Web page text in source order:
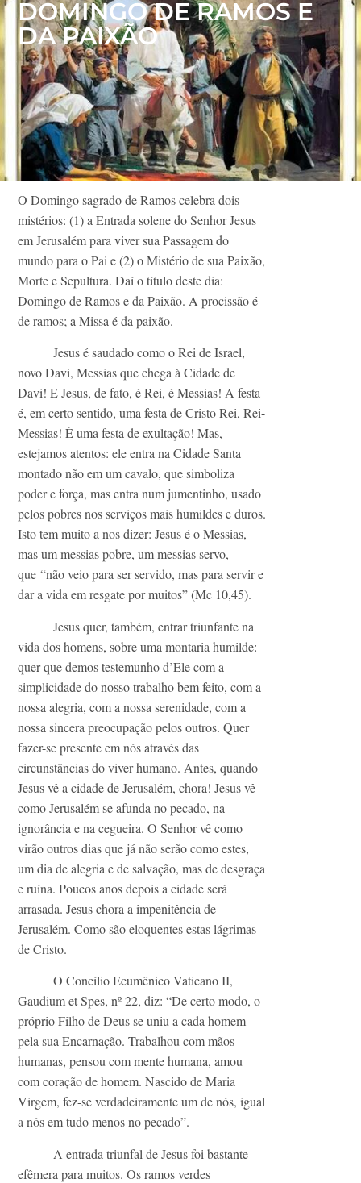
DOMINGO DE RAMOS E
DA PAIXÃO
O Domingo sagrado de Ramos celebra dois
mistérios: (1) a Entrada solene do Senhor Jesus
em Jerusalém para viver sua Passagem do
mundo para o Pai e (2) o Mistério de sua Paixão,
Morte e Sepultura. Daí o título deste dia:
Domingo de Ramos e da Paixão. A procissão é
de ramos; a Missa é da paixão.
Jesus é saudado como o Rei de Israel,
novo Davi, Messias que chega à Cidade de
Davi! E Jesus, de fato, é Rei, é Messias! A festa
é, em certo sentido, uma festa de Cristo Rei, Rei-
Messias! É uma festa de exultação! Mas,
estejamos atentos: ele entra na Cidade Santa
montado não em um cavalo, que simboliza
poder e força, mas entra num jumentinho, usado
pelos pobres nos serviços mais humildes e duros.
Isto tem muito a nos dizer: Jesus é o Messias,
mas um messias pobre, um messias servo,
que “não veio para ser servido, mas para servir e
dar a vida em resgate por muitos” (Mc 10,45).
Jesus quer, também, entrar triunfante na
vida dos homens, sobre uma montaria humilde:
quer que demos testemunho d’Ele com a
simplicidade do nosso trabalho bem feito, com a
nossa alegria, com a nossa serenidade, com a
nossa sincera preocupação pelos outros. Quer
fazer-se presente em nós através das
circunstâncias do viver humano. Antes, quando
Jesus vê a cidade de Jerusalém, chora! Jesus vê
como Jerusalém se afunda no pecado, na
ignorância e na cegueira. O Senhor vê como
virão outros dias que já não serão como estes,
um dia de alegria e de salvação, mas de desgraça
e ruína. Poucos anos depois a cidade será
arrasada. Jesus chora a impenitência de
Jerusalém. Como são eloquentes estas lágrimas
de Cristo.
O Concílio Ecumênico Vaticano II,
Gaudium et Spes, nº 22, diz: “De certo modo, o
próprio Filho de Deus se uniu a cada homem
pela sua Encarnação. Trabalhou com mãos
humanas, pensou com mente humana, amou
com coração de homem. Nascido de Maria
Virgem, fez-se verdadeiramente um de nós, igual
a nós em tudo menos no pecado”.
A entrada triunfal de Jesus foi bastante
efêmera para muitos. Os ramos verdes